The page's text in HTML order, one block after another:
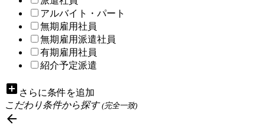
アルバイト・パート
無期雇用社員
無期雇用派遣社員
有期雇用社員
紹介予定派遣
add_box さらに条件を追加
こだわり条件から探す(完全一致)
